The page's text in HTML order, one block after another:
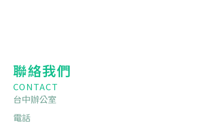
聯絡我們
CONTACT
台中辦公室
電話